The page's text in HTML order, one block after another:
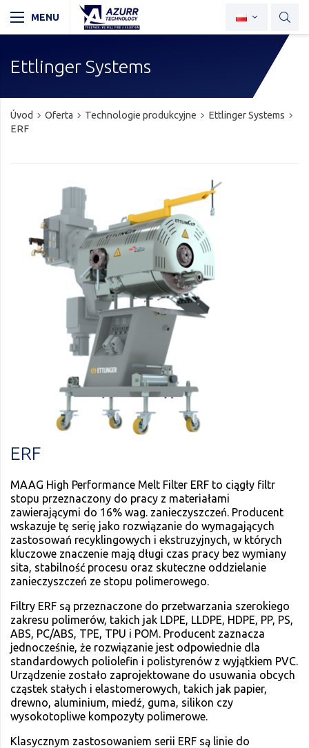
Ettlinger Systems
Úvod Oferta Technologie produkcyjne
Ettlinger Systems
ERF
ERF
MAAG High Performance Melt Filter ERF to ciągły filtr
stopu przeznaczony do pracy z materiałami
zawierającymi do 16% wag. zanieczyszczeń. Producent
wskazuje tę serię jako rozwiązanie do wymagających
zastosowań recyklingowych i ekstruzyjnych, w których
kluczowe znaczenie mają długi czas pracy bez wymiany
sita, stabilność procesu oraz skuteczne oddzielanie
zanieczyszczeń ze stopu polimerowego.
Filtry ERF są przeznaczone do przetwarzania szerokiego
zakresu polimerów, takich jak LDPE, LLDPE, HDPE, PP, PS,
ABS, PC/ABS, TPE, TPU i POM. Producent zaznacza
jednocześnie, że rozwiązanie jest odpowiednie dla
standardowych poliolefin i polistyrenów z wyjątkiem PVC.
Urządzenie zostało zaprojektowane do usuwania obcych
cząstek stałych i elastomerowych, takich jak papier,
drewno, aluminium, miedź, guma, silikon czy
wysokotopliwe kompozyty polimerowe.
Klasycznym zastosowaniem serii ERF są linie do